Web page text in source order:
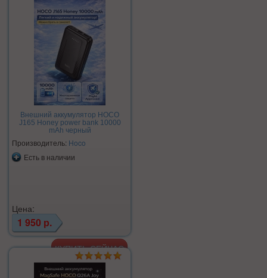
Внешний аккумулятор HOCO
J165 Honey power bank 10000
mAh черный
Производитель: Hoco
Есть в наличии
Цена:
1 950 р.